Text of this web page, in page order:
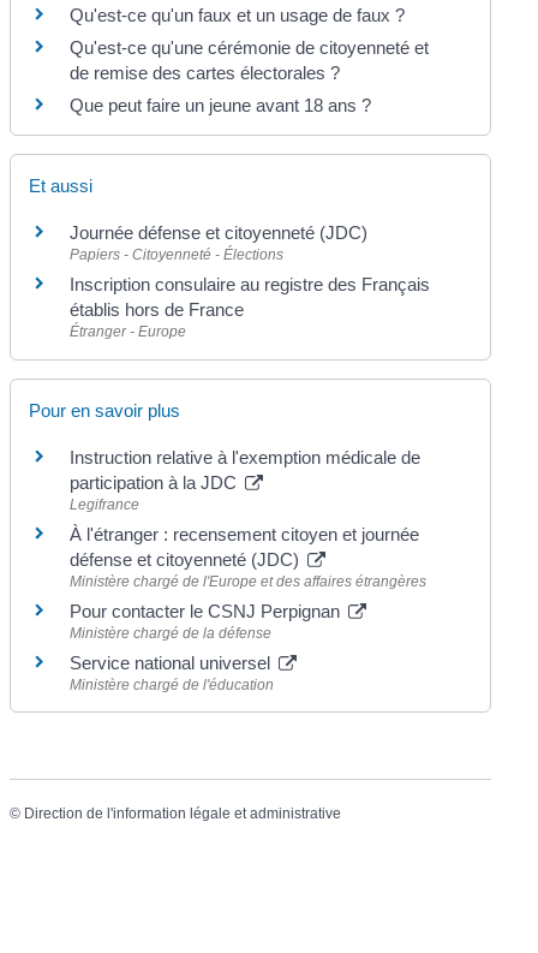
Qu'est-ce qu'un faux et un usage de faux ?
Qu'est-ce qu'une cérémonie de citoyenneté et
de remise des cartes électorales ?
Que peut faire un jeune avant 18 ans ?
Et aussi
Journée défense et citoyenneté (JDC)
Papiers - Citoyenneté - Élections
Inscription consulaire au registre des Français
établis hors de France
Étranger - Europe
Pour en savoir plus
Instruction relative à l'exemption médicale de
participation à la JDC
Legifrance
À l'étranger : recensement citoyen et journée
défense et citoyenneté (JDC)
Ministère chargé de l'Europe et des affaires étrangères
Pour contacter le CSNJ Perpignan
Ministère chargé de la défense
Service national universel
Ministère chargé de l'éducation
© Direction de l'information légale et administrative